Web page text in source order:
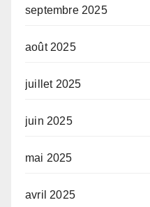
septembre 2025
août 2025
juillet 2025
juin 2025
mai 2025
avril 2025